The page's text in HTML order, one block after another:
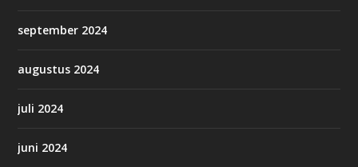
september 2024
augustus 2024
juli 2024
juni 2024